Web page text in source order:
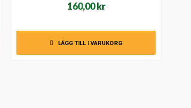
160,00kr
LÄGG TILL I VARUKORG